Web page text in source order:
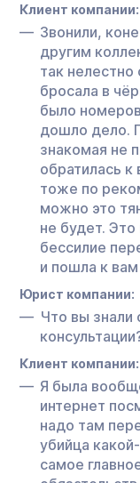
Клиент компании:
Звонили,
другим
так
бросала в
было
дошло дело.
знакомая не
обратилась к
тоже по
можно это
не будет.
бессилие
и пошла к
Юрист компании:
Что вы знали
Клиент компании:
Я была
интернет
надо там
убийца
самое